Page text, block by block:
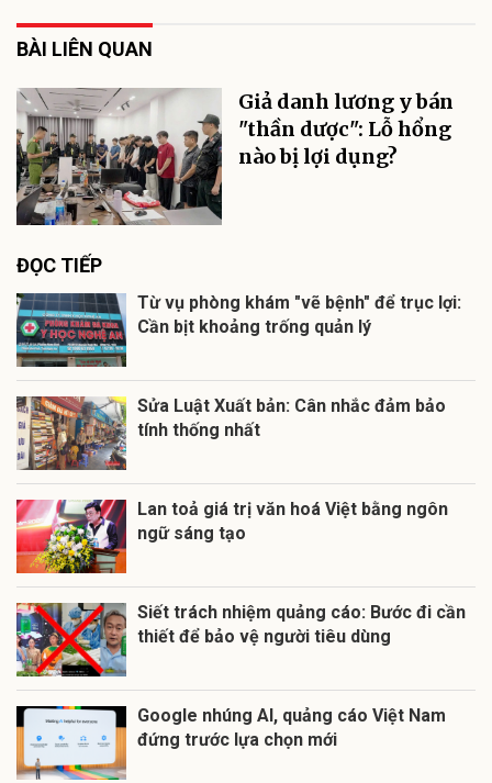
BÀI LIÊN QUAN
Giả danh lương y bán
"thần dược": Lỗ hổng
nào bị lợi dụng?
ĐỌC TIẾP
Từ vụ phòng khám "vẽ bệnh" để trục lợi:
Cần bịt khoảng trống quản lý
Sửa Luật Xuất bản: Cân nhắc đảm bảo
tính thống nhất
Lan toả giá trị văn hoá Việt bằng ngôn
ngữ sáng tạo
Siết trách nhiệm quảng cáo: Bước đi cần
thiết để bảo vệ người tiêu dùng
Google nhúng AI, quảng cáo Việt Nam
đứng trước lựa chọn mới